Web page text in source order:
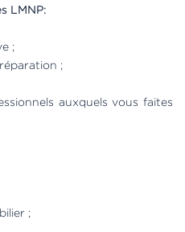
LMNP:
;
;
auxquels vous faites
;